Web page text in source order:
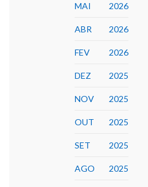
MAI 2026
ABR 2026
FEV 2026
DEZ 2025
NOV 2025
OUT 2025
SET 2025
AGO 2025